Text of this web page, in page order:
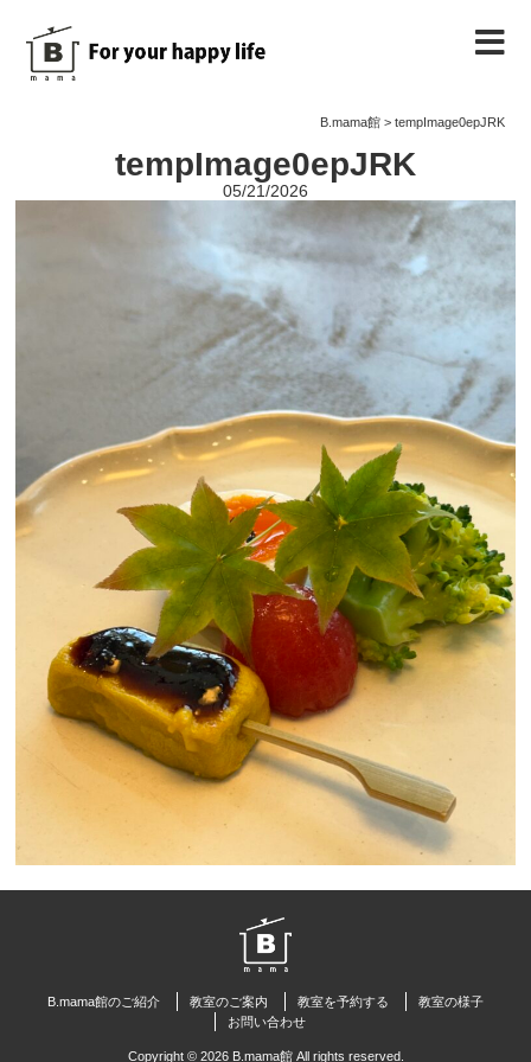
B.mama館> tempImage0epJRK
tempImage0epJRK
05/21/2026
B.mama館のご紹介 教室のご案内 教室を予約する
教室の様子
お問い合わせ
Copyright © 2026 B.mama館 All rights reserved.
教室のご案内
教室を予約する
お問い合わせ